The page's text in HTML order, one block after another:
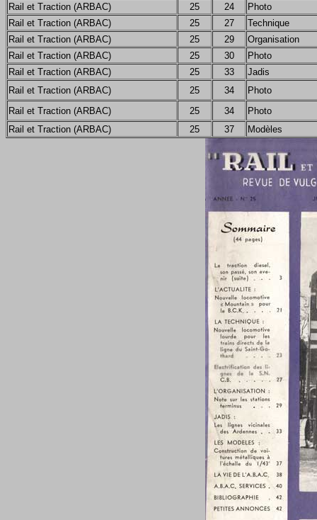
Rail et Traction (ARBAC) 25 24
Photo
Rail et Traction (ARBAC)
25 27
Technique
Rail et Traction (ARBAC)
25 29
Organisation
Rail et Traction (ARBAC)
25 30
Photo
Rail et Traction (ARBAC)
25 33
Jadis
Rail et Traction (ARBAC)
25 34
Photo
Rail et Traction (ARBAC)
25 34
Photo
Rail et Traction (ARBAC)
25 37 Modèles